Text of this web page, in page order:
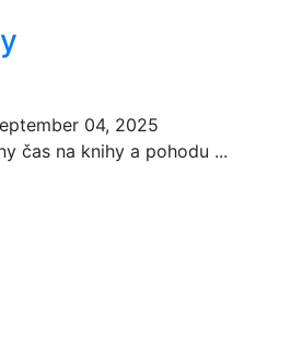
04, 2025
čas na knihy a pohodu ...